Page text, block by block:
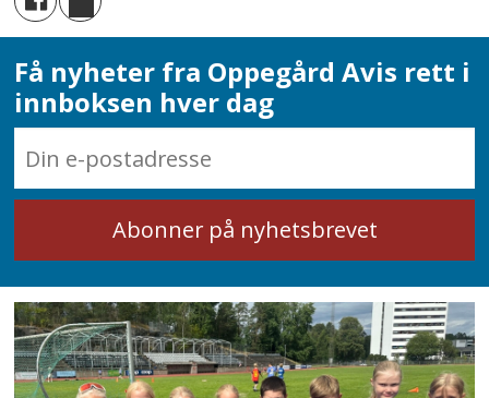
Få nyheter fra Oppegård Avis rett i
innboksen hver dag